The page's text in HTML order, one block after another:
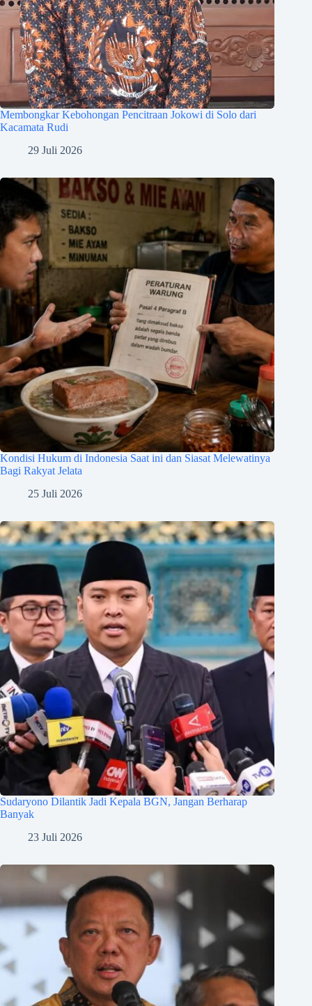
Membongkar Kebohongan Pencitraan Jokowi di Solo dari
Kacamata Rudi
29 Juli 2026
Kondisi Hukum di Indonesia Saat ini dan Siasat Melewatinya
Bagi Rakyat Jelata
25 Juli 2026
Sudaryono Dilantik Jadi Kepala BGN, Jangan Berharap
Banyak
23 Juli 2026